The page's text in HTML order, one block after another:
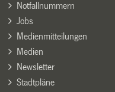
Notfallnummern
Jobs
Medienmitteilungen
Medien
Newsletter
Stadtpläne